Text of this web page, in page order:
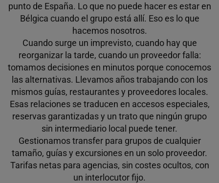
punto de España. Lo que no puede hacer es estar en
Bélgica cuando el grupo está allí. Eso es lo que
hacemos nosotros.
Cuando surge un imprevisto, cuando hay que
reorganizar la tarde, cuando un proveedor falla:
tomamos decisiones en minutos porque conocemos
las alternativas. Llevamos años trabajando con los
mismos guías, restaurantes y proveedores locales.
Esas relaciones se traducen en accesos especiales,
reservas garantizadas y un trato que ningún grupo
sin intermediario local puede tener.
Gestionamos transfer para grupos de cualquier
tamaño, guías y excursiones en un solo proveedor.
Tarifas netas para agencias, sin costes ocultos, con
un interlocutor fijo.